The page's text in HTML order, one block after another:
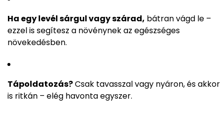
Ha egy levél sárgul vagy szárad, bátran vágd le –
ezzel is segítesz a növénynek az egészséges
növekedésben.
Tápoldatozás?Csak tavasszal vagy nyáron, és akkor
is ritkán – elég havonta egyszer.